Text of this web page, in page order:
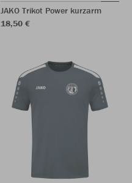
JAKO Trikot Power kurzarm
18,50 €